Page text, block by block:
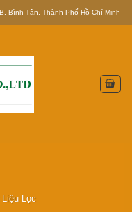
Bình Tân, Thành Phố Hồ Chí Minh
Lọc